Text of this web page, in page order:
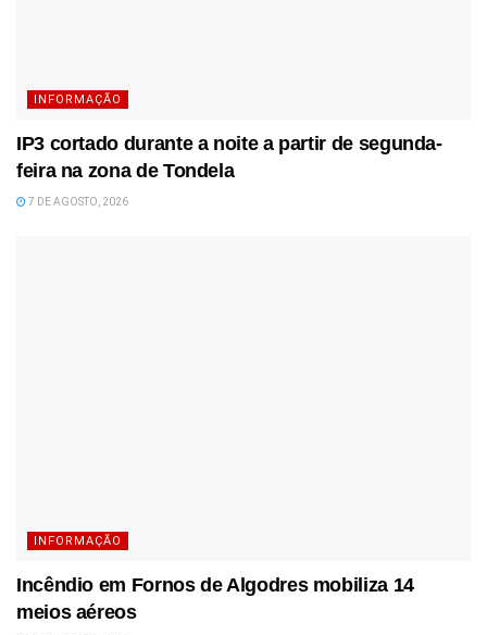
INFORMAÇÃO
IP3 cortado durante a noite a partir de segunda-
feira na zona de Tondela
7 DE AGOSTO, 2026
INFORMAÇÃO
Incêndio em Fornos de Algodres mobiliza 14
meios aéreos